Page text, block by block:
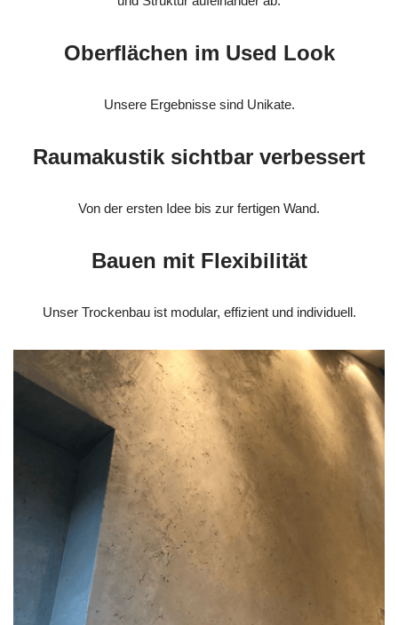
Oberflächen im Used Look
Unsere Ergebnisse sind Unikate.
Raumakustik sichtbar verbessert
Von der ersten Idee bis zur fertigen Wand.
Bauen mit Flexibilität
Unser Trockenbau ist modular, effizient und individuell.